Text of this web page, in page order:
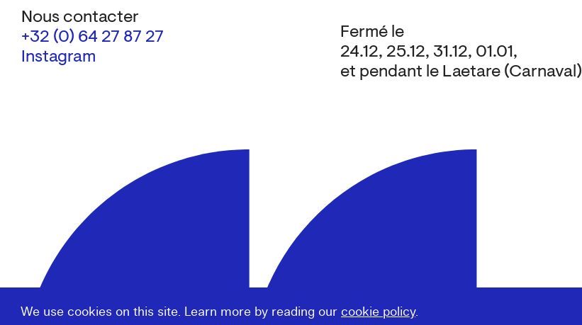
We use cookies on this site. Learn more by reading our cookie policy.
Nous contacter
+32 (0) 64 27 87 27
Instagram
Fermé le
24.12, 25.12, 31.12, 01.01,
et pendant le Laetare (Carnaval)